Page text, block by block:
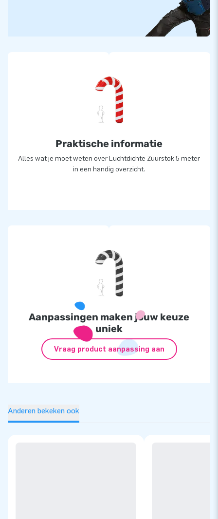
Praktische informatie
Alles wat je moet weten over Luchtdichte Zuurstok 5 meter
in een handig overzicht.
Aanpassingen maken jouw keuze
uniek
Vraag product aanpassing aan
Anderen bekeken ook